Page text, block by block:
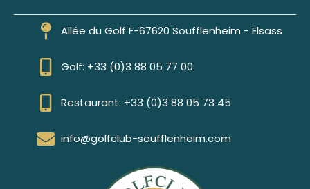
Allée du Golf F-67620 Soufflenheim - Elsass
Golf: +33 (0)3 88 05 77 00
Restaurant: +33 (0)3 88 05 73 45
info@golfclub-soufflenheim.com